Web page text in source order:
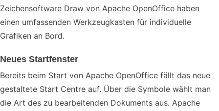
Zeichensoftware Draw von Apache OpenOffice haben
einen umfassenden Werkzeugkasten für individuelle
Grafiken an Bord.
Neues Startfenster
Bereits beim Start von Apache OpenOffice fällt das neue
gestaltete Start Centre auf. Über die Symbole wählt man
die Art des zu bearbeitenden Dokuments aus. Apache